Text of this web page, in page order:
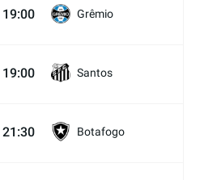
19:00 Grêmio
19:00 Santos
21:30 Botafogo